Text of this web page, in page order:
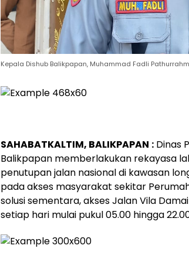
Kepala Dishub Balikpapan, Muhammad Fadli
SAHABATKALTIM, BALIKPAPAN : Dinas
Balikpapan memberlakukan rekayasa
penutupan jalan nasional di kawasan
pada akses masyarakat sekitar
solusi sementara, akses Jalan Vila
setiap hari mulai pukul 05.00 hingga